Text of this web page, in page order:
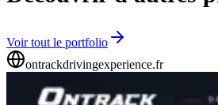
Voir tout le portfolio
ontrackdrivingexperience.fr